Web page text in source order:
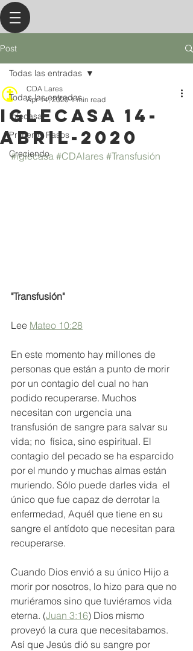
Post
Todas las entradas
Iglecasa
Primeros Pasos
Creciendo
Todas las entradas
IGLECASA 14-
ABRIL-2020
CDA Lares
Apr 14, 2020 1 min read
#iglecasa #CDAlares #Transfusión
"Transfusión"
Lee Mateo 10:28
En este momento hay millones de
personas que están a punto de morir
por un contagio del cual no han
podido recuperarse. Muchos
necesitan con urgencia una
transfusión de sangre para salvar su
vida; no  física, sino espiritual. El
contagio del pecado se ha esparcido
por el mundo y muchas almas están
muriendo. Sólo puede darles vida  el
único que fue capaz de derrotar la
enfermedad, Aquél que tiene en su
sangre el antídoto que necesitan para
recuperarse.
Cuando Dios envió a su único Hijo a
morir por nosotros, lo hizo para que no
muriéramos sino que tuviéramos vida
eterna. (Juan 3:16) Dios mismo
proveyó la cura que necesitabamos.
Así que Jesús dió su sangre por